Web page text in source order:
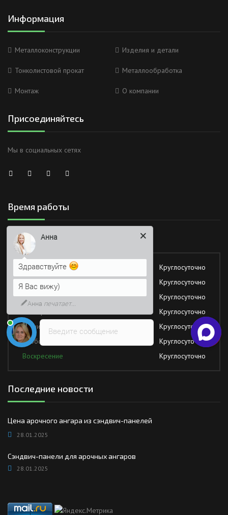
Информация
Металлоконструкции Изделия и детали
Тонколистовой прокат Металлообработка
Монтаж О компании
Присоединяйтесь
Мы в социальных сетях
Время работы
Работаем без обеда и выходных
Понедельник
Круглосуточно
Вторник
Круглосуточно
Среда
Круглосуточно
Круглосуточно
Пятница
Круглосуточно
Суббота
Круглосуточно
Воскресение
Круглосуточно
Последние новости
Цена арочного ангара из сэндвич-панелей
28.01.2025
Сэндвич-панели для арочных ангаров
28.01.2025
Введите сообщение
Анна
Здравствуйте
Я Вас вижу)
Напишите сюда свой вопрос.
Возможно, его решение будет
быстрее